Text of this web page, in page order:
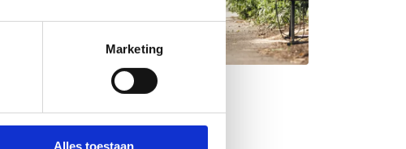
Marketing
Alles toestaan